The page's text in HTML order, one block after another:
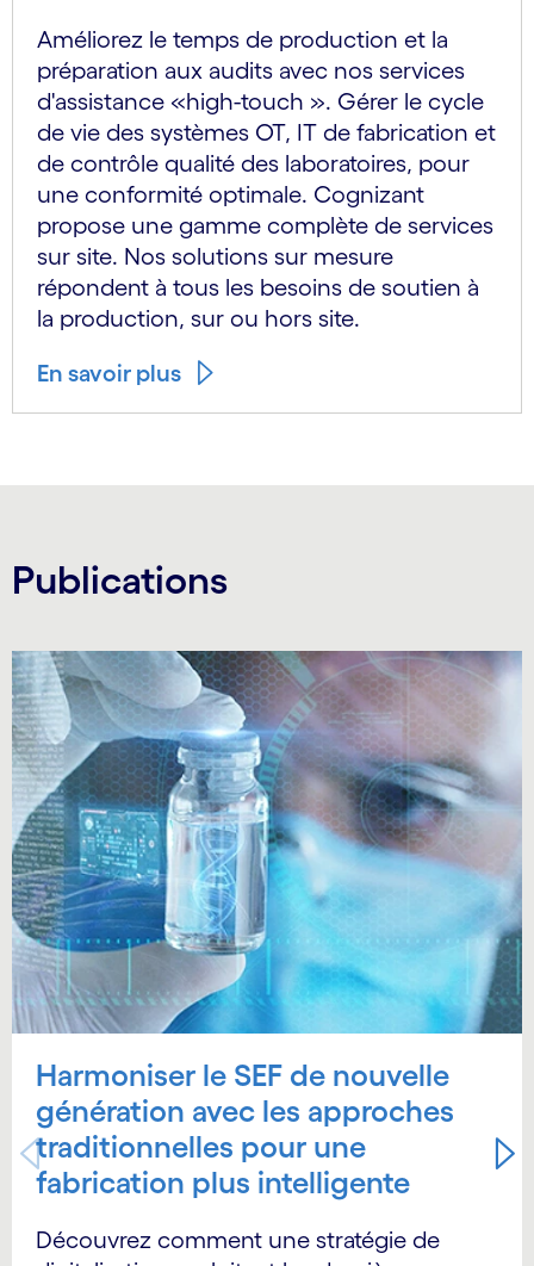
Améliorez le temps de production et la
préparation aux audits avec nos services
d'assistance «high-touch ». Gérer le cycle
de vie des systèmes OT, IT de fabrication et
de contrôle qualité des laboratoires, pour
une conformité optimale. Cognizant
propose une gamme complète de services
sur site. Nos solutions sur mesure
répondent à tous les besoins de soutien à
la production, sur ou hors site.
En savoir plus
Publications
Carousel starts
Harmoniser le SEF de nouvelle
génération avec les approches
traditionnelles pour une
fabrication plus intelligente
Découvrez comment une stratégie de